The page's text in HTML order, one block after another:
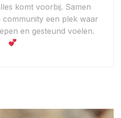
komt voorbij. Samen
community een plek waar
en gesteund voelen.